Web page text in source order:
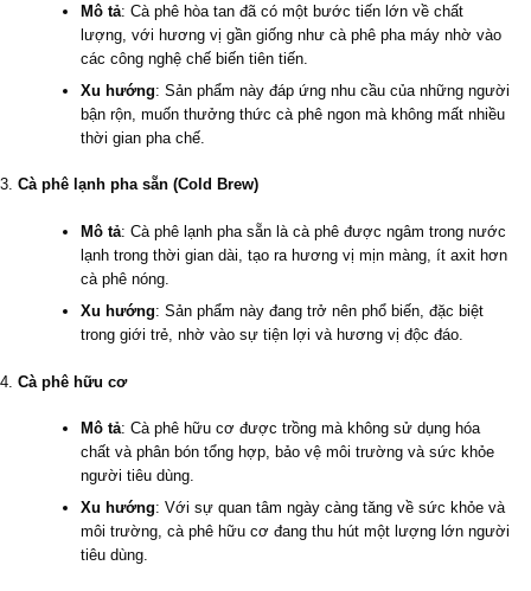
Mô tả: Cà phê hòa tan đã có một bước tiến lớn về chất
lượng, với hương vị gần giống như cà phê pha máy nhờ vào
các công nghệ chế biến tiên tiến.
Xu hướng: Sản phẩm này đáp ứng nhu cầu của những người
bận rộn, muốn thưởng thức cà phê ngon mà không mất nhiều
thời gian pha chế.
Cà phê lạnh pha sẵn (Cold Brew)
Mô tả: Cà phê lạnh pha sẵn là cà phê được ngâm trong nước
lạnh trong thời gian dài, tạo ra hương vị mịn màng, ít axit hơn
cà phê nóng.
Xu hướng: Sản phẩm này đang trở nên phổ biến, đặc biệt
trong giới trẻ, nhờ vào sự tiện lợi và hương vị độc đáo.
Cà phê hữu cơ
Mô tả: Cà phê hữu cơ được trồng mà không sử dụng hóa
chất và phân bón tổng hợp, bảo vệ môi trường và sức khỏe
người tiêu dùng.
Xu hướng: Với sự quan tâm ngày càng tăng về sức khỏe và
môi trường, cà phê hữu cơ đang thu hút một lượng lớn người
tiêu dùng.